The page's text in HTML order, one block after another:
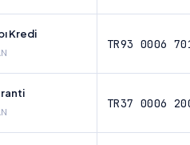
Kredi
TR93 0006
TR37 0006